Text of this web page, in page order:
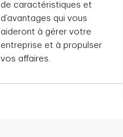
de caractéristiques et
d’avantages qui vous
aideront à gérer votre
entreprise et à propulser
vos affaires.